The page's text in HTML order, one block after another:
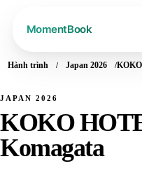
Hành trình Japan 2026
JAPAN 2026
KOKO
Komagata